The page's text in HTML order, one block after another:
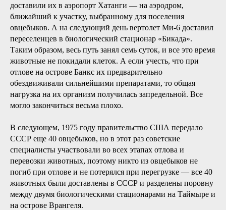
доставили их в аэропорт Хатанги — на аэродром,
ближайший к участку, выбранному для поселения
овцебыков. А на следующий день вертолет Ми-6 доставил
переселенцев в биологический стационар «Бикада».
Таким образом, весь путь занял семь суток, и все это время
животные не покидали клеток. А если учесть, что при
отлове на острове Банкс их предварительно
обездвиживали сильнейшими препаратами, то общая
нагрузка на их организм получилась запредельной. Все
могло закончиться весьма плохо.
В следующем, 1975 году правительство США передало
СССР еще 40 овцебыков, но в этот раз советские
специалисты участвовали во всех этапах отлова и
перевозки животных, поэтому никто из овцебыков не
погиб при отлове и не потерялся при перегрузке — все 40
животных были доставлены в СССР и разделены поровну
между двумя биологическими стационарами на Таймыре и
на острове Врангеля.